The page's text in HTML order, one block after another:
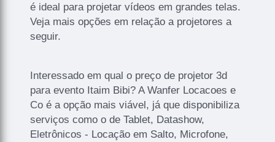
é ideal para projetar vídeos em grandes telas.
Veja mais opções em relação a projetores a
seguir.
Interessado em qual o preço de projetor 3d
para evento Itaim Bibi? A Wanfer Locacoes e
Co é a opção mais viável, já que disponibiliza
serviços como o de Tablet, Datashow,
Eletrônicos - Locação em Salto, Microfone,